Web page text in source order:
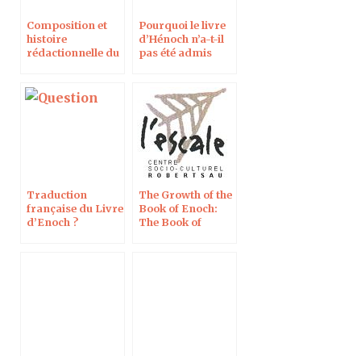
Composition et
histoire
rédactionnelle du
Pourquoi le livre
d’Hénoch n’a-t-il
pas été admis
Traduction
française du Livre
d’Enoch ?
The Growth of the
Book of Enoch:
The Book of